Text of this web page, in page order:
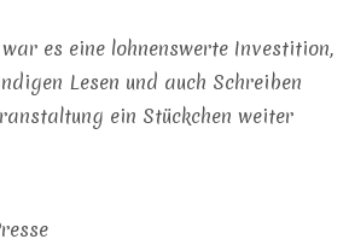
es eine lohnenswerte Investition,
Lesen und auch Schreiben
ein Stückchen weiter